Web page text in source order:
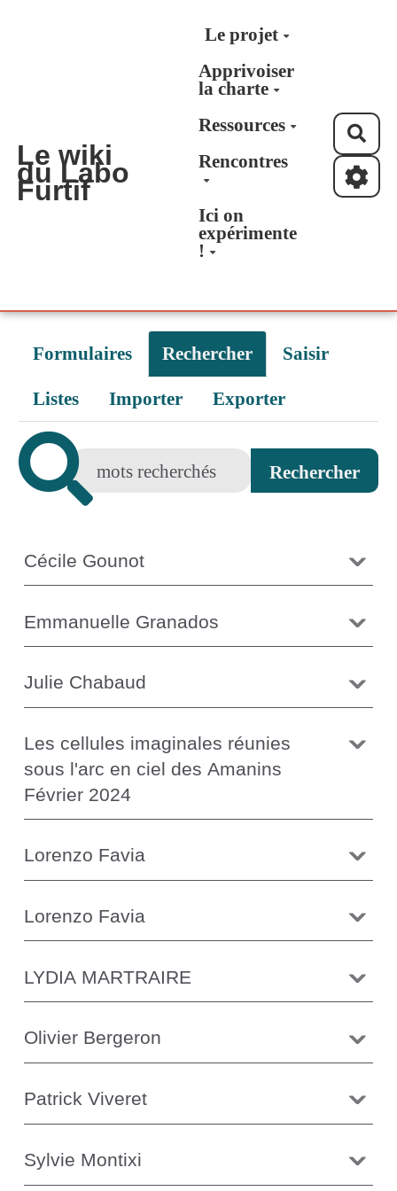
Aller au contenu principal
Le wiki
du Labo
Furtif
Le projet
Apprivoiser
la charte
Ressources
Rencontres
Ici on
expérimente
!
Formulaires Rechercher Saisir
Listes Importer Exporter
Cécile Gounot
Emmanuelle Granados
Julie Chabaud
Les cellules imaginales réunies
sous l'arc en ciel des Amanins
Février 2024
Lorenzo Favia
Lorenzo Favia
LYDIA MARTRAIRE
Olivier Bergeron
Patrick Viveret
Sylvie Montixi